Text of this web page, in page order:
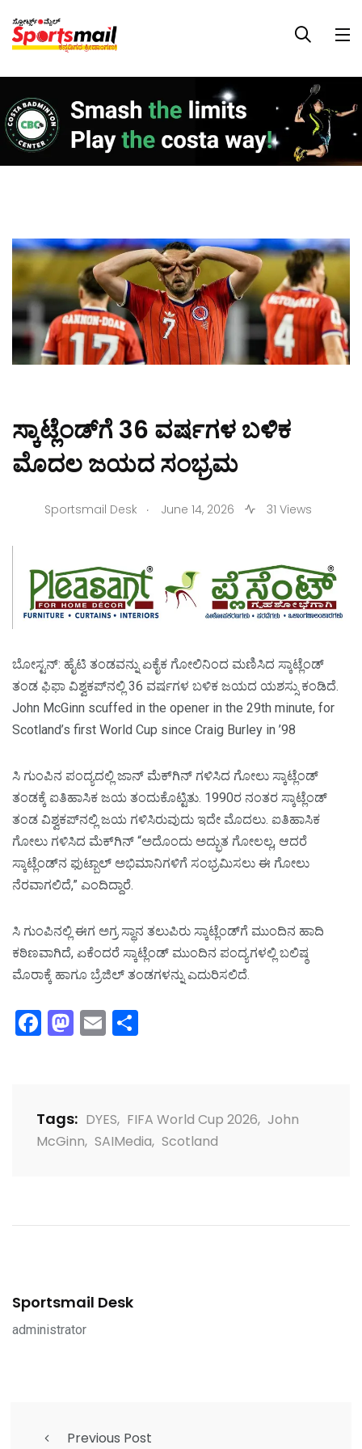
ಸ್ಕಾಟ್ಲೆಂಡ್‌ಗೆ 36 ವರ್ಷಗಳ ಬಳಿಕ
ಮೊದಲ ಜಯದ ಸಂಭ್ರಮ
Sportsmail Desk . June 14, 2026 31 Views
ಬೋಸ್ಟನ್‌: ಹೈಟಿ ತಂಡವನ್ನು ಏಕೈಕ ಗೋಲಿನಿಂದ ಮಣಿಸಿದ ಸ್ಕಾಟ್ಲೆಂಡ್‌
ತಂಡ ಫಿಫಾ ವಿಶ್ವಕಪ್‌ನಲ್ಲಿ 36 ವರ್ಷಗಳ ಬಳಿಕ ಜಯದ ಯಶಸ್ಸು ಕಂಡಿದೆ.
John McGinn scuffed in the opener in the 29th minute, for
Scotland’s first World Cup since Craig Burley in ’98
ಸಿ ಗುಂಪಿನ ಪಂದ್ಯದಲ್ಲಿ ಜಾನ್‌ ಮೆಕ್‌ಗಿನ್‌ ಗಳಿಸಿದ ಗೋಲು ಸ್ಕಾಟ್ಲೆಂಡ್‌
ತಂಡಕ್ಕೆ ಐತಿಹಾಸಿಕ ಜಯ ತಂದುಕೊಟ್ಟಿತು. 1990ರ ನಂತರ ಸ್ಕಾಟ್ಲೆಂಡ್‌
ತಂಡ ವಿಶ್ವಕಪ್‌ನಲ್ಲಿ ಜಯ ಗಳಿಸಿರುವುದು ಇದೇ ಮೊದಲು. ಐತಿಹಾಸಿಕ
ಗೋಲು ಗಳಿಸಿದ ಮೆಕ್‌ಗಿನ್‌ “ಅದೊಂದು ಅದ್ಭುತ ಗೋಲಲ್ಲ, ಆದರೆ
ಸ್ಕಾಟ್ಲೆಂಡ್‌ನ ಫುಟ್ಬಾಲ್‌ ಅಭಿಮಾನಿಗಳಿಗೆ ಸಂಭ್ರಮಿಸಲು ಈ ಗೋಲು
ನೆರವಾಗಲಿದೆ,” ಎಂದಿದ್ದಾರೆ.
ಸಿ ಗುಂಪಿನಲ್ಲಿ ಈಗ ಅಗ್ರ ಸ್ಥಾನ ತಲುಪಿರು ಸ್ಕಾಟ್ಲೆಂಡ್‌ಗೆ ಮುಂದಿನ ಹಾದಿ
ಕಠಿಣವಾಗಿದೆ, ಏಕೆಂದರೆ ಸ್ಕಾಟ್ಲೆಂಡ್‌ ಮುಂದಿನ ಪಂದ್ಯಗಳಲ್ಲಿ ಬಲಿಷ್ಠ
ಮೊರಾಕ್ಕೆ ಹಾಗೂ ಬ್ರೆಜಿಲ್‌ ತಂಡಗಳನ್ನು ಎದುರಿಸಲಿದೆ.
Facebook
Mastodon
Email
Tags: DYES, FIFA World Cup 2026, John
McGinn, SAIMedia, Scotland
Sportsmail Desk
administrator
Previous Post